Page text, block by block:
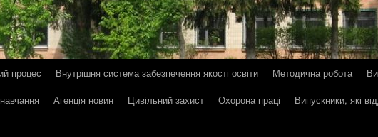
процес Внутрішня система забезпечення якості освіти Методична робота
Агенція новин Цивільний захист Охорона праці
Випускники, які